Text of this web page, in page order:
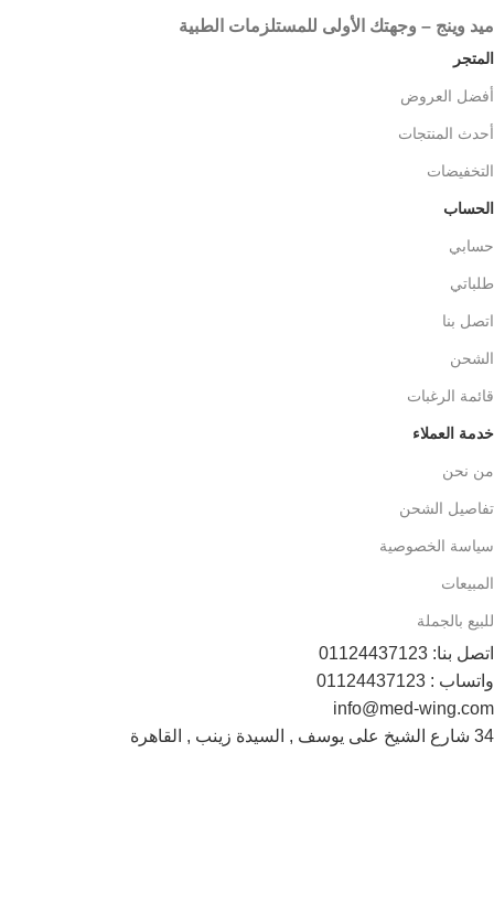
ميد وينج – وجهتك الأولى للمستلزمات الطبية
المتجر
أفضل العروض
أحدث المنتجات
التخفيضات
الحساب
حسابي
طلباتي
اتصل بنا
الشحن
قائمة الرغبات
خدمة العملاء
من نحن
تفاصيل الشحن
سياسة الخصوصية
المبيعات
للبيع بالجملة
اتصل بنا: 01124437123
واتساب : 01124437123
info@med-wing.com
34 شارع الشيخ على يوسف , السيدة زينب , القاهرة